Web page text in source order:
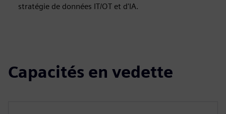
stratégie de données IT/OT et d'IA.
Capacités en vedette